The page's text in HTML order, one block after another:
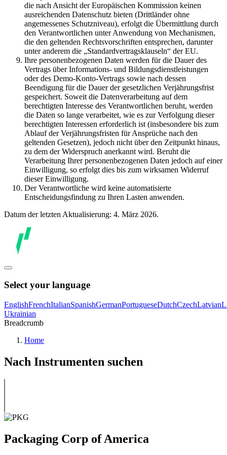
die nach Ansicht der Europäischen Kommission keinen
ausreichenden Datenschutz bieten (Drittländer ohne
angemessenes Schutzniveau), erfolgt die Übermittlung durch
den Verantwortlichen unter Anwendung von Mechanismen,
die den geltenden Rechtsvorschriften entsprechen, darunter
unter anderem die „Standardvertragsklauseln“ der EU.
Ihre personenbezogenen Daten werden für die Dauer des
Vertrags über Informations- und Bildungsdienstleistungen
oder des Demo-Konto-Vertrags sowie nach dessen
Beendigung für die Dauer der gesetzlichen Verjährungsfrist
gespeichert. Soweit die Datenverarbeitung auf dem
berechtigten Interesse des Verantwortlichen beruht, werden
die Daten so lange verarbeitet, wie es zur Verfolgung dieser
berechtigten Interessen erforderlich ist (insbesondere bis zum
Ablauf der Verjährungsfristen für Ansprüche nach den
geltenden Gesetzen), jedoch nicht über den Zeitpunkt hinaus,
zu dem der Widerspruch anerkannt wird. Beruht die
Verarbeitung Ihrer personenbezogenen Daten jedoch auf einer
Einwilligung, so erfolgt dies bis zum wirksamen Widerruf
dieser Einwilligung.
Der Verantwortliche wird keine automatisierte
Entscheidungsfindung zu Ihren Lasten anwenden.
Datum der letzten Aktualisierung: 4. März 2026.
Select your language
EnglishFrenchItalianSpanishGermanPortugueseDutchCzechLatvian
Ukrainian
Breadcrumb
Home
Nach Instrumenten suchen
Packaging Corp of America